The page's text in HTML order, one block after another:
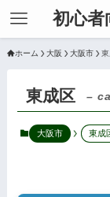
初心
ホーム 大阪 大阪市
東成区 –
大阪市 東成